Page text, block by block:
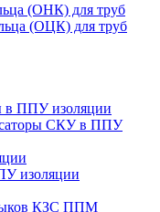
(ОНК) для труб
(ОЦК) для труб
в ППУ изоляции
СКУ в ППУ
изоляции
КЗС ППМ